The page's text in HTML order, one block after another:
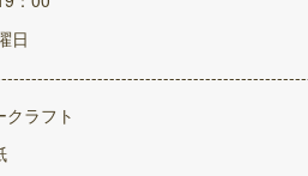
日
クラフト